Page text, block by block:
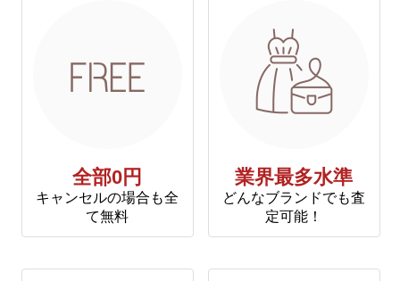
全部0円
キャンセルの場合も全
て無料
業界最多水準
どんなブランドでも査
定可能！